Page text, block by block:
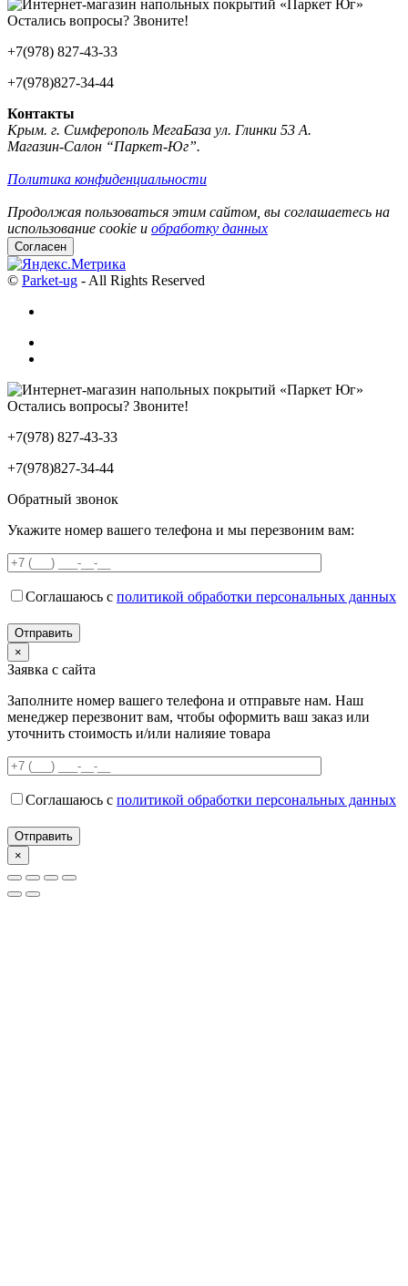
Остались вопросы? Звоните!
+7(978) 827-43-33
+7(978)827-34-44
Контакты
Крым. г. Симферополь МегаБаза ул. Глинки 53 А.
Магазин-Салон “Паркет-Юг”.
Политика конфиденциальности
Продолжая пользоваться этим сайтом, вы соглашаетесь на
использование cookie и обработку данных
Согласен
© Parket-ug - All Rights Reserved
Остались вопросы? Звоните!
+7(978) 827-43-33
+7(978)827-34-44
Обратный звонок
Укажите номер вашего телефона и мы перезвоним вам:
Соглашаюсь с политикой обработки персональных данных
×
Заявка с сайта
Заполните номер вашего телефона и отправьте нам. Наш
менеджер перезвонит вам, чтобы оформить ваш заказ или
уточнить стоимость и/или налияие товара
Соглашаюсь с политикой обработки персональных данных
×